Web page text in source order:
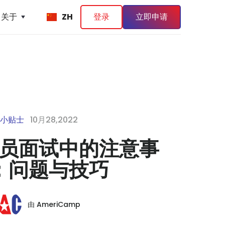
关于 ZH 登录 立即申请
小贴士 10月28,2022
面试中的注意事
问题与技巧
由 AmeriCamp